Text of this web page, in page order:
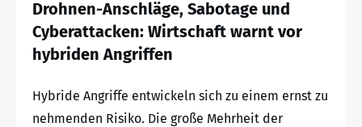
Drohnen-Anschläge, Sabotage und
Cyberattacken: Wirtschaft warnt vor
hybriden Angriffen
Hybride Angriffe entwickeln sich zu einem ernst zu
nehmenden Risiko. Die große Mehrheit der